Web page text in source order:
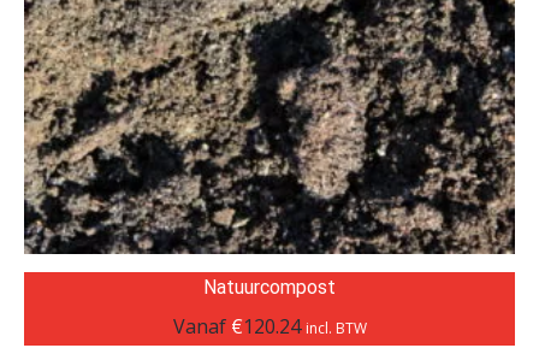
Natuurcompost
Vanaf €120.24 incl. BTW